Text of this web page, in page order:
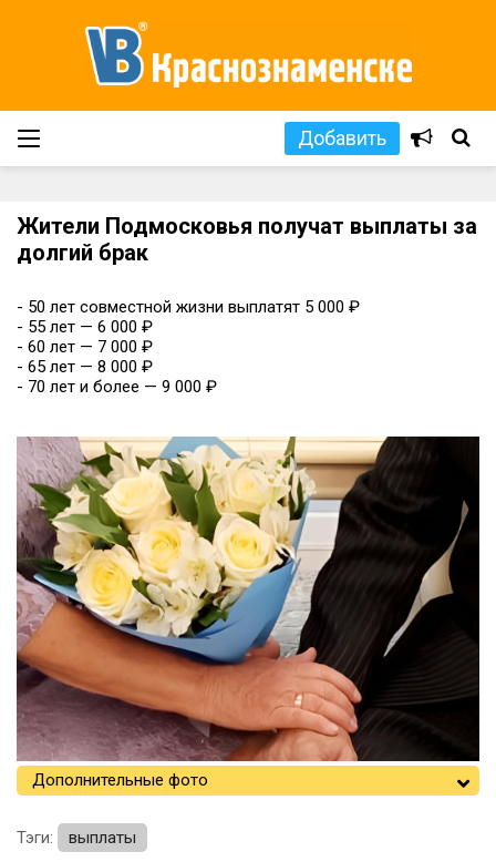
Добавить
Жители Подмосковья получат выплаты за
долгий брак
- 50 лет совместной жизни выплатят 5 000 ₽
- 55 лет — 6 000 ₽
- 60 лет — 7 000 ₽
- 65 лет — 8 000 ₽
- 70 лет и более — 9 000 ₽
Дополнительные фото
Тэги: выплаты